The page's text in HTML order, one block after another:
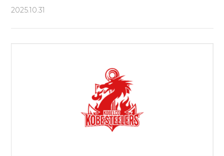
2025.10.31